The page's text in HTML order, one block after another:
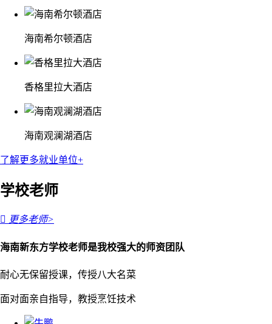
海南希尔顿酒店
香格里拉大酒店
海南观澜湖酒店
了解更多就业单位+
学校老师
 更多老师>
海南新东方学校老师是我校强大的师资团队
耐心无保留授课，传授八大名菜
面对面亲自指导，教授烹饪技术